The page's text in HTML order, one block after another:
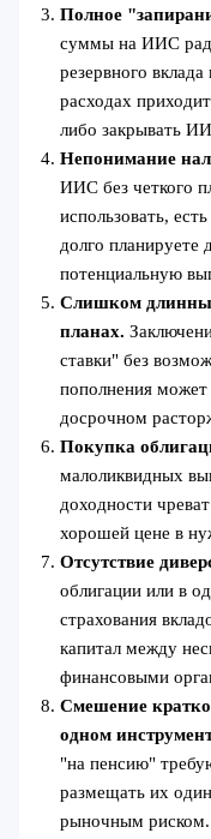
Полное
суммы на ИИС
резервного
расходах
либо закрывать
Непонимание
ИИС без четкого
использовать,
долго планируете
потенциальную
Слишком
планах.
ставки" без
пополнения может
досрочном
Покупка
малоликвидных
доходности
хорошей цене в
Отсутствие
облигации или в
страхования
капитал между
финансовыми
Смешение
одном
"на пенсию"
размещать их
рыночным риском.